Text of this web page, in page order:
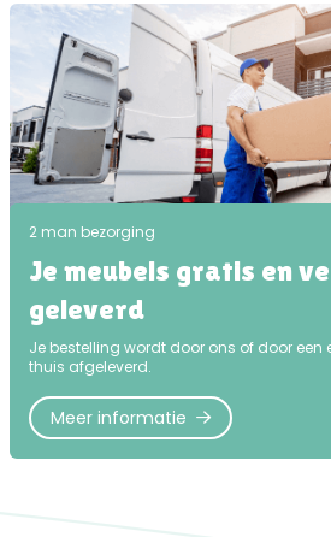
2 man bezorging
Je meubels gratis en
geleverd
Je bestelling wordt door ons of door een
thuis afgeleverd.
Meer informatie